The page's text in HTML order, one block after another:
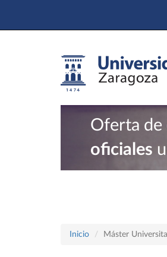
Oferta de
oficiales
Inicio Máster